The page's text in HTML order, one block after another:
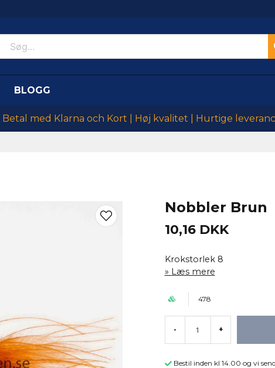
BLOGG
Betal med Klarna och Kort | Høj kvalitet | Hurtige
Nobbler Brun
10,16 DKK
Krokstorlek 8
Læs mere
478
- +
Bestil inden kl 14.00 og vi